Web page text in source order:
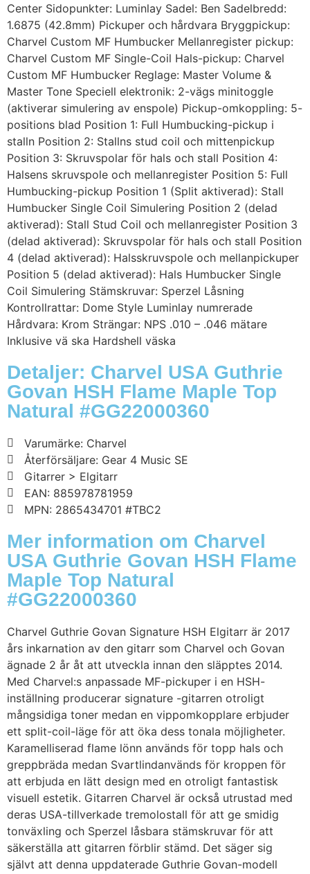
Center Sidopunkter: Luminlay Sadel: Ben Sadelbredd:
1.6875 (42.8mm) Pickuper och hårdvara Bryggpickup:
Charvel Custom MF Humbucker Mellanregister pickup:
Charvel Custom MF Single-Coil Hals-pickup: Charvel
Custom MF Humbucker Reglage: Master Volume &
Master Tone Speciell elektronik: 2-vägs minitoggle
(aktiverar simulering av enspole) Pickup-omkoppling: 5-
positions blad Position 1: Full Humbucking-pickup i
stalln Position 2: Stallns stud coil och mittenpickup
Position 3: Skruvspolar för hals och stall Position 4:
Halsens skruvspole och mellanregister Position 5: Full
Humbucking-pickup Position 1 (Split aktiverad): Stall
Humbucker Single Coil Simulering Position 2 (delad
aktiverad): Stall Stud Coil och mellanregister Position 3
(delad aktiverad): Skruvspolar för hals och stall Position
4 (delad aktiverad): Halsskruvspole och mellanpickuper
Position 5 (delad aktiverad): Hals Humbucker Single
Coil Simulering Stämskruvar: Sperzel Låsning
Kontrollrattar: Dome Style Luminlay numrerade
Hårdvara: Krom Strängar: NPS .010 – .046 mätare
Inklusive vä ska Hardshell väska
Detaljer: Charvel USA Guthrie
Govan HSH Flame Maple Top
Natural #GG22000360
Varumärke: Charvel
Återförsäljare: Gear 4 Music SE
Gitarrer > Elgitarr
EAN: 885978781959
MPN: 2865434701 #TBC2
Mer information om Charvel
USA Guthrie Govan HSH Flame
Maple Top Natural
#GG22000360
Charvel Guthrie Govan Signature HSH Elgitarr är 2017
års inkarnation av den gitarr som Charvel och Govan
ägnade 2 år åt att utveckla innan den släpptes 2014.
Med Charvel:s anpassade MF-pickuper i en HSH-
inställning producerar signature -gitarren otroligt
mångsidiga toner medan en vippomkopplare erbjuder
ett split-coil-läge för att öka dess tonala möjligheter.
Karamelliserad flame lönn används för topp hals och
greppbräda medan Svartlindanvänds för kroppen för
att erbjuda en lätt design med en otroligt fantastisk
visuell estetik. Gitarren Charvel är också utrustad med
deras USA-tillverkade tremolostall för att ge smidig
tonväxling och Sperzel låsbara stämskruvar för att
säkerställa att gitarren förblir stämd. Det säger sig
självt att denna uppdaterade Guthrie Govan-modell